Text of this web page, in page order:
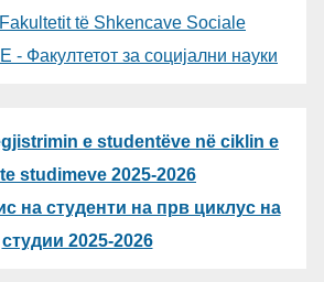
të Shkencave Sociale
за социјални науки
e studentëve në ciklin e
studimeve 2025-2026
на студенти на прв циклус на
студии 2025-2026